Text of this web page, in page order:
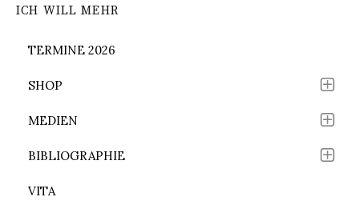
ICH WILL MEHR
TERMINE 2026
SHOP
MEDIEN
BIBLIOGRAPHIE
VITA